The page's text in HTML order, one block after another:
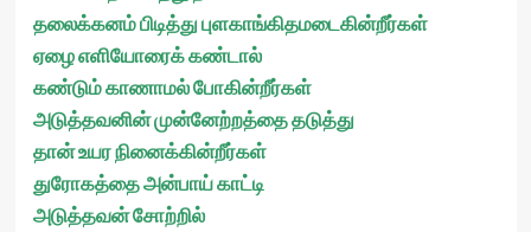
தலைக்கனம் பிடித்து புளகாங்கிதமடைகின்றீர்கள்
ஏழை எளியோரைக் கண்டால்
கண்டும் காணாமல் போகின்றீர்கள்
அடுத்தவனின் முன்னேற்றத்தை தடுத்து
தான் உயர நினைக்கின்றீர்கள்
துரோகத்தை அன்பாய் காட்டி
அடுத்தவன் சோற்றில்